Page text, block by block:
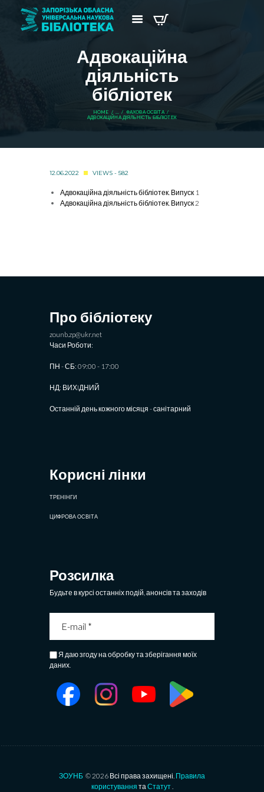
Адвокаційна
діяльність
бібліотек
HOME ...
ФАХОВА ОСВІТА
АДВОКАЦІЙНА ДІЯЛЬНІСТЬ БІБЛІОТЕК
12.06.2022 VIEWS - 582
Адвокаційна діяльність бібліотек. Випуск 1
Адвокаційна діяльність бібліотек. Випуск 2
Про бібліотеку
zounb.zp@ukr.net
Часи Роботи:
ПН - СБ: 09:00 - 17:00
НД: ВИХIДНИЙ
Останній день кожного місяця - санітарний
Корисні лінки
ТРЕНІНГИ
ЦИФРОВА ОСВІТА
Розсилка
Будьте в курсі останніх подій, анонсів та заходів
Я даю згоду на обробку та зберігання моїх
даних.
ЗОУНБ © 2026 Всі права захищені. Правила
користування таСтатут.